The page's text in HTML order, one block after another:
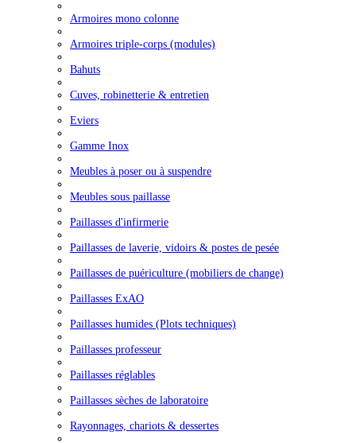
Armoires mono colonne
Armoires triple-corps (modules)
Bahuts
Cuves, robinetterie & entretien
Eviers
Gamme Inox
Meubles à poser ou à suspendre
Meubles sous paillasse
Paillasses d'infirmerie
Paillasses de laverie, vidoirs & postes de pesée
Paillasses de puériculture (mobiliers de change)
Paillasses ExAO
Paillasses humides (Plots techniques)
Paillasses professeur
Paillasses réglables
Paillasses sèches de laboratoire
Rayonnages, chariots & dessertes